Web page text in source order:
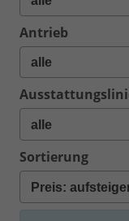
Antrieb
Sortierung